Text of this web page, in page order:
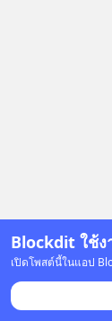
Blockdit ใช้
เปิดโพสต์นี้ในแอป